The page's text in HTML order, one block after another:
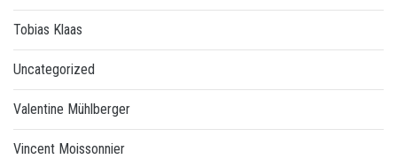
Tobias Klaas
Uncategorized
Valentine Mühlberger
Vincent Moissonnier